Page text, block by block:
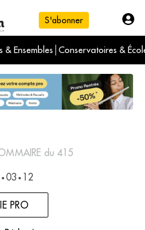
S'abonner
& Ensembles Conservatoires &
du jour
du mois
du 415
• 03 • 12
PRO